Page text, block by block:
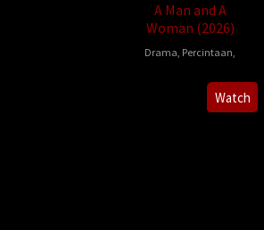
A Man and A
Woman (2026)
Drama, Percintaan,
2026-
Watch